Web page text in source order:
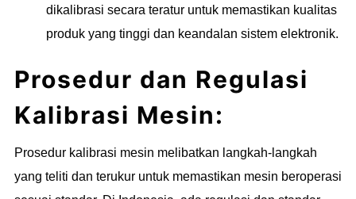
dikalibrasi secara teratur untuk memastikan kualitas
produk yang tinggi dan keandalan sistem elektronik.
Prosedur dan Regulasi
Kalibrasi Mesin:
Prosedur kalibrasi mesin melibatkan langkah-langkah
yang teliti dan terukur untuk memastikan mesin beroperasi